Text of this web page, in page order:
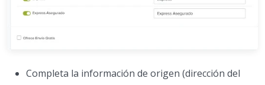
Completa la información de origen (dirección del